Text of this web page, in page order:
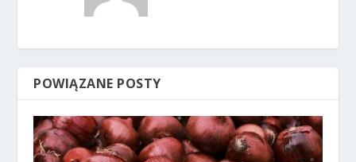
POWIĄZANE POSTY